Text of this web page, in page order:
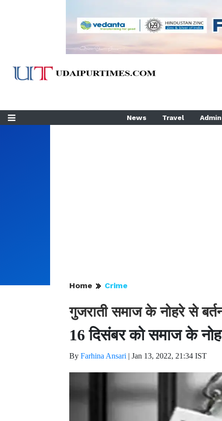
News Travel
Home Crime
गुजराती समाज के नोहरे से
16 दिसंबर को समाज के
By Farhina Ansari | Jan 13, 2022, 21:34 IST